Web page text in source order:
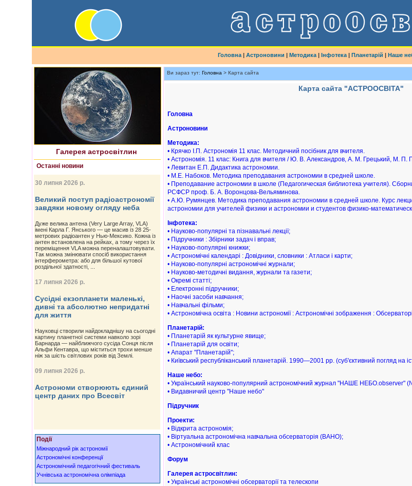
Головна| Астроновини | Методика| Інфотека| Планетарій | Наше
Найновіше астрофото
Галерея астросвітлин
Останні новини
30 липня 2026 р.
Великий поступ радіоастрономії
завдяки новому огляду неба
Дуже велика антена (Very Large Array, VLA)
імені Карла Г. Янського — це масив із 28 25-
метрових радіоантен у Нью-Мексико. Кожна із
антен встановлена на рейках, а тому через їх
переміщення VLA можна переналаштовувати.
Так можна змінювати спосіб використання
інтерферометра: або для більшої кутової
роздільної здатності, ...
17 липня 2026 р.
Сусідні екзопланети маленькі,
дивні та абсолютно непридатні
для життя
Науковці створили найдокладнішу на сьогодні
картину планетної системи навколо зорі
Барнарда — найближчого сусіда Сонця після
Альфи Кентавра, що міститься трохи менше
ніж за шість світлових років від Землі.
09 липня 2026 р.
Астрономи створюють єдиний
центр даних про Всесвіт
Події
Міжнародний рік астрономії
Астрономічні конференції
Астрономічний педагогічний фестиваль
Учнівська астрономічна олімпіада
Ви зараз тут: Головна > Карта сайта
Карта сайта "АСТРООСВІТА"
Головна
Астроновини
Методика:
• Крячко І.П. Астрономія 11 клас. Методичний посібник для вчителя.
• Астрономія. 11 клас: Книга для вчителя / Ю. В. Александров, А. М. Грецький, М. П.
• Левитан Е.П. Дидактика астрономии.
• М.Е. Набоков. Методика преподавания астрономии в средней школе.
• Преподавание астрономии в школе (Педагогическая библиотека учителя).
РСФСР проф. Б. А. Воронцова-Вельяминова.
• А.Ю. Румянцев. Методика преподавания астрономии в средней школе. Курс
астрономии для учителей физики и астрономии и студентов физико-
Інфотека:
• Науково-популярні та пізнавальні лекції;
• Підручники : Збірники задач і вправ;
• Науково-популярні книжки;
• Астрономічні календарі : Довідники, словники : Атласи і карти;
• Науково-популярні астрономічні журнали;
• Науково-методичні видання, журнали та газети;
• Окремі статті;
• Електронні підручники;
• Наочні засоби навчання;
• Навчальні фільми;
• Астрономічна освіта : Новини астрономії : Астрономічні зображення :
Планетарій:
• Планетарій як культурне явище;
• Планетарій для освіти;
• Апарат "Планетарій";
• Київський республіканський планетарій. 1990—2001 рр. (суб'єктивний погляд на
Наше небо:
• Український науково-популярний астрономічний журнал "НАШЕ НЕБО.observer"
• Видавничий центр "Наше небо"
Підручник
Проекти:
• Відкрита астрономія;
• Віртуальна астрономічна навчальна обсерваторія (ВАНО);
• Астрономічний клас
Форум
Галерея астросвітлин:
• Українські астрономічні обсерваторії та телескопи